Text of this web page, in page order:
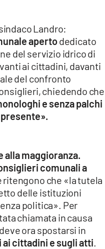
Landro:
apertodedicato
del servizio idrico di
ai cittadini, davanti
del confronto
chiedendo che
e senza palchi
alla maggioranza.
comunali a
ritengono che «la tutela
delle istituzioni
politica». Per
chiamata in causa
ora spostarsi in
ai cittadini e sugli atti